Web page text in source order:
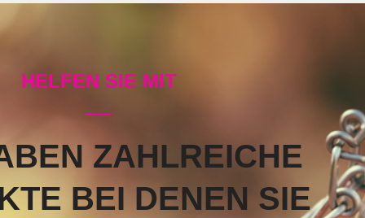
HELFEN SIE MIT
ZAHLREICHE
BEI DENEN SIE